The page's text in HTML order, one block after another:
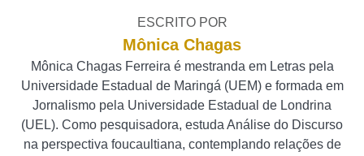
ESCRITO POR
Mônica Chagas
Mônica Chagas Ferreira é mestranda em Letras pela
Universidade Estadual de Maringá (UEM) e formada em
Jornalismo pela Universidade Estadual de Londrina
(UEL). Como pesquisadora, estuda Análise do Discurso
na perspectiva foucaultiana, contemplando relações de